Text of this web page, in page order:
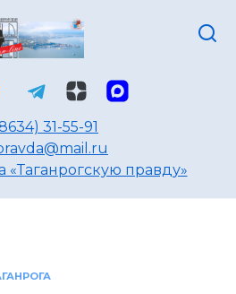
31-55-91
«Таганрогскую правду»